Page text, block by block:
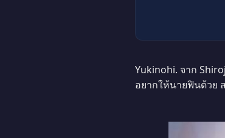
Yukinohi. จาก
อยากให้นายฟินด้วย